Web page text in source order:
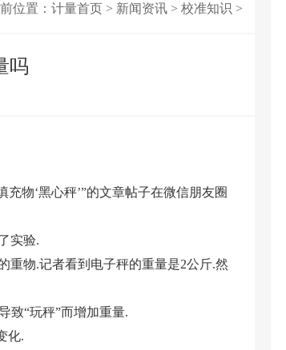
位置： 计量首页 > 新闻资讯 > 校准知识 >
吗
物‘黑心秤’”的文章帖子在微信朋友圈
实验.
物.记者看到电子秤的重量是2公斤.然
“玩秤”而增加重量.
化.